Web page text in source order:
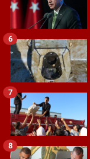
6
7
8